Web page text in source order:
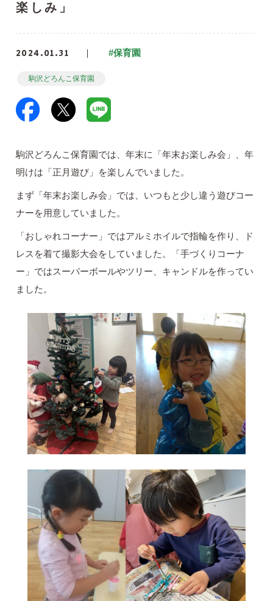
楽しみ」
2024.01.31 #保育園
駒沢どろんこ保育園
駒沢どろんこ保育園では、年末に「年末お楽しみ会」、年
明けは「正月遊び」を楽しんでいました。
まず「年末お楽しみ会」では、いつもと少し違う遊びコー
ナーを用意していました。
「おしゃれコーナー」ではアルミホイルで指輪を作り、ド
レスを着て撮影大会をしていました。「手づくりコーナ
ー」ではスーパーボールやツリー、キャンドルを作ってい
ました。